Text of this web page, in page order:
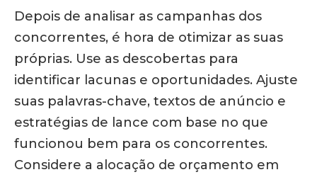
Depois de analisar as campanhas dos
concorrentes, é hora de otimizar as suas
próprias. Use as descobertas para
identificar lacunas e oportunidades. Ajuste
suas palavras-chave, textos de anúncio e
estratégias de lance com base no que
funcionou bem para os concorrentes.
Considere a alocação de orçamento em